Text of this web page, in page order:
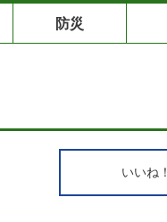
防災
いいね！